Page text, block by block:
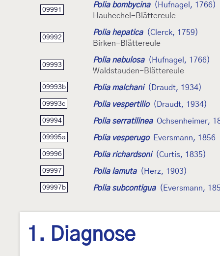
09991
Polia bombycina
(Hufnagel, 1766)
Hauhechel-Blättereule
09992
Polia hepatica
(Clerck, 1759)
Birken-Blättereule
09993
Polia nebulosa
(Hufnagel, 1766)
Waldstauden-Blättereule
09993b Polia malchani (Draudt, 1934)
09993c Polia vespertilio (Draudt, 1934)
09994 Polia serratilinea Ochsenheimer,
09995a Polia vesperugo Eversmann, 1856
09996 Polia richardsoni (Curtis, 1835)
09997 Polia lamuta (Herz, 1903)
09997b Polia subcontigua (Eversmann,
1. Diagnose